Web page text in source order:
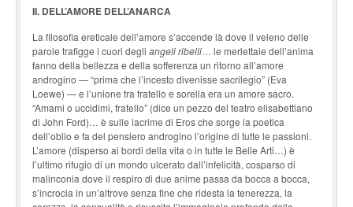
II. DELL’AMORE DELL’ANARCA
La filosofia ereticale dell’amore s’accende là dove il veleno delle
parole trafigge i cuori degli angeli ribelli… le merlettaie dell’anima
fanno della bellezza e della sofferenza un ritorno all’amore
androgino — “prima che l’incesto divenisse sacrilegio” (Eva
Loewe) — e l’unione tra fratello e sorella era un amore sacro.
“Amami o uccidimi, fratello” (dice un pezzo del teatro elisabettiano
di John Ford)… è sulle lacrime di Eros che sorge la poetica
dell’oblio e fa del pensiero androgino l’origine di tutte le passioni.
L’amore (disperso ai bordi della vita o in tutte le Belle Arti…) è
l’ultimo rifugio di un mondo ulcerato dall’infelicità, cosparso di
malinconia dove il respiro di due anime passa da bocca a bocca,
s’incrocia in un’altrove senza fine che ridesta la tenerezza, la